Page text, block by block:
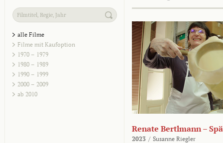
alle Filme
Filme mit Kaufoption
1970 – 1979
1980 – 1989
1990 – 1999
2000 – 2009
ab 2010
Renate Bertlmann –
2023 / Susanne Riegler